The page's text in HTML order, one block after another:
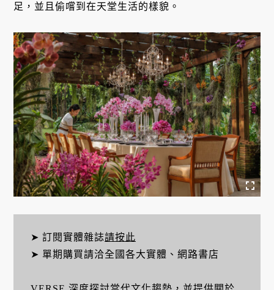
足，並且偷嚐到在天堂生活的樣貌。
➤ 訂閱實體雜誌請按此
➤ 單期購買請洽全國各大實體、網路書店